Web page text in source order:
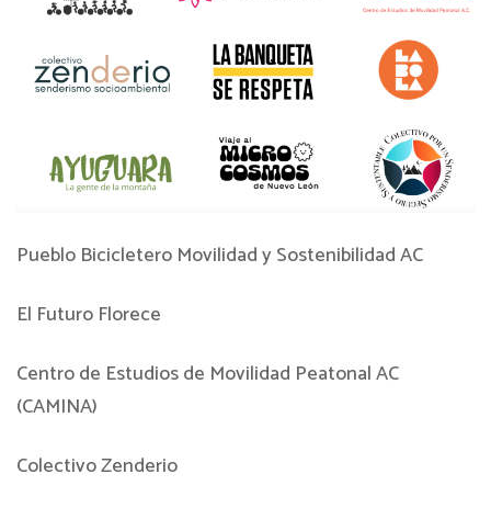
Pueblo Bicicletero Movilidad y Sostenibilidad AC
El Futuro Florece
Centro de Estudios de Movilidad Peatonal AC
(CAMINA)
Colectivo Zenderio